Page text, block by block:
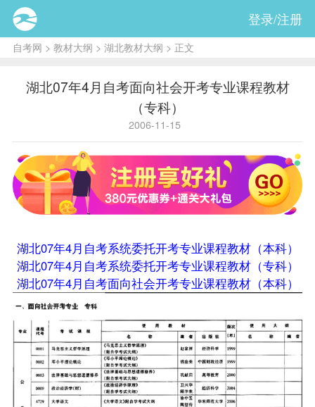
登录/注册
自考网 > 教材大纲 > 湖北教材大纲 > 正文
湖北07年4月自考面向社会开考专业课程教材
（专科）
2006-11-15
湖北07年4月自考系统委托开考专业课程教材（本科）
湖北07年4月自考系统委托开考专业课程教材（专科）
湖北07年4月自考面向社会开考专业课程教材（本科）